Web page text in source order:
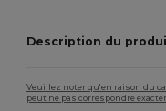
Description du
Veuillez noter qu'en raison du
peut ne pas correspondre